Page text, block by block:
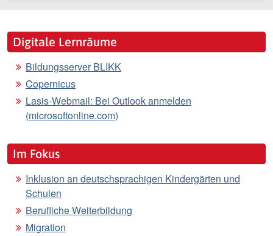
Digitale Lernräume
Bildungsserver BLIKK
Copernicus
Lasis-Webmail: Bei Outlook anmelden
(microsoftonline.com)
Im Fokus
Inklusion an deutschsprachigen Kindergärten und
Schulen
Berufliche Weiterbildung
Migration